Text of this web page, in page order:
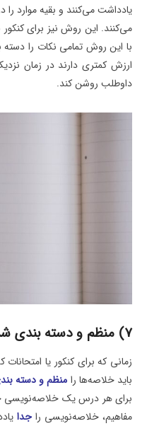
یادداشت می‌کنند و بقیه موارد
می‌کنند. این روش نیز برای کنکور
با این روش تمامی نکات را
ارزش کمتری دارند در زمان
داوطلب روشن کند.
7) منظم و دسته بندی شده
زمانی که برای کنکور یا
باید خلاصه‌ها را منظم و دسته
برای هر درس یک خلاصه‌نویسی
مفاهیم، خلاصه‌نویسی راجدا